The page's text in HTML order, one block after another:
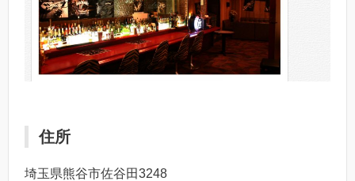
住所
埼玉県熊谷市佐谷田3248